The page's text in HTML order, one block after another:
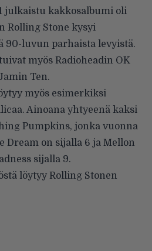
julkaistu kakkosalbumi oli
Rolling Stone kysyi
90-luvun parhaista levyistä.
myös Radioheadin OK
Ten.
myös esimerkiksi
Ainoana yhtyeenä kaksi
Pumpkins, jonka vuonna
Dream on sijalla 6 ja Mellon
sijalla 9.
löytyy Rolling Stonen